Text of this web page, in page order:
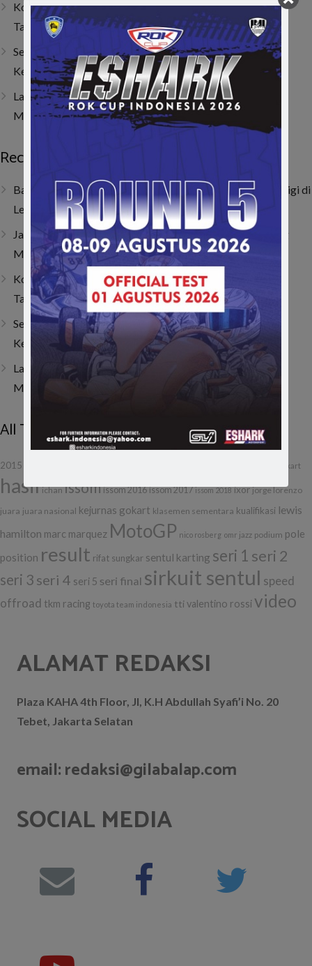
Kombinasi Senior dan Junior, SAV Motor Sport Optimis
Taklukkan Musim 2026
Sempat Tembus Tiga Besar, Kendala Engine Bikin Gio
Kehilangan Momentum di Lenka Junior Cup Prix 2026
Last Corner Overtake! Muhammad FA Wibowo Kibarkan
Merah Putih di Italia
Recent Posts
Baru Dua Bulan Berlatih, Raja Athalla Khair Mulai Unjuk Gigi di
Lenka Junior Cup Prix 2026
Jatuh, Bangkit, Juara! Persembahan Manis Nio untuk Sang
Mamah
Kombinasi Senior dan Junior, SAV Motor Sport Optimis
Taklukkan Musim 2026
Sempat Tembus Tiga Besar, Kendala Engine Bikin Gio
Kehilangan Momentum di Lenka Junior Cup Prix 2026
Last Corner Overtake! Muhammad FA Wibowo Kibarkan
Merah Putih di Italia
All Tags
2015 gokart
hasil ichan issom issom 2016 issom 2017 issom 2018 ixor jorge lorenzo
juara juara nasional kejurnas gokart klasemen sementara kualifikasi lewis
hamilton marc marquez MotoGP nico rosberg omr jazz podium pole
position result rifat sungkar sentul karting seri 1 seri 2
seri 3 seri 4 seri 5 seri final sirkuit sentul speed
offroad tkm racing toyota team indonesia tti valentino rossi video
ALAMAT REDAKSI
Plaza KAHA 4th Floor, Jl, K.H Abdullah Syafi’i No. 20
Tebet, Jakarta Selatan
email: redaksi@gilabalap.com
SOCIAL MEDIA